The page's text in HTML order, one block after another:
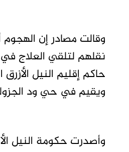
وقالت مصادر إن
نقلهم لتلقي العلاج
ويقيم في حي ود
وأصدرت حكومة النيل